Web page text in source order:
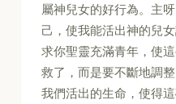
屬神兒女的好行為。主
己，使我能活出神的兒
求你聖靈充滿青年，使
救了，而是要不斷地調
我們活出的生命，使得這